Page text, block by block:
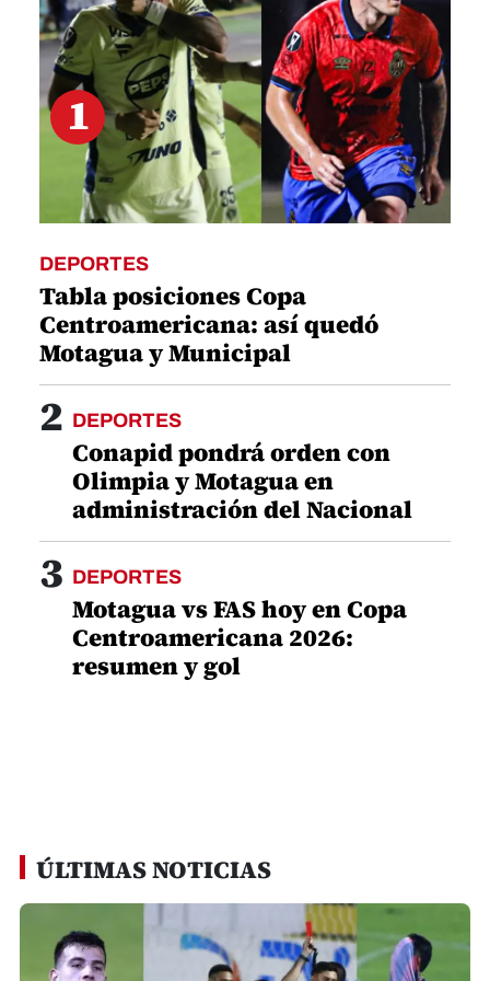
1
DEPORTES
Tabla posiciones Copa
Centroamericana: así quedó
Motagua y Municipal
2 DEPORTES
Conapid pondrá orden con
Olimpia y Motagua en
administración del Nacional
3 DEPORTES
Motagua vs FAS hoy en Copa
Centroamericana 2026:
resumen y gol
ÚLTIMAS NOTICIAS